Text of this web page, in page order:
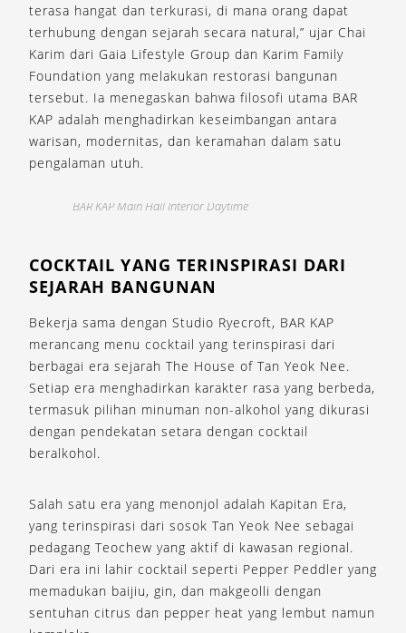
terasa hangat dan terkurasi, di mana orang dapat
terhubung dengan sejarah secara natural,” ujar Chai
Karim dari Gaia Lifestyle Group dan Karim Family
Foundation yang melakukan restorasi bangunan
tersebut. Ia menegaskan bahwa filosofi utama BAR
KAP adalah menghadirkan keseimbangan antara
warisan, modernitas, dan keramahan dalam satu
pengalaman utuh.
BAR KAP Main Hall Interior Daytime
COCKTAIL YANG TERINSPIRASI DARI
SEJARAH BANGUNAN
Bekerja sama dengan Studio Ryecroft, BAR KAP
merancang menu cocktail yang terinspirasi dari
berbagai era sejarah The House of Tan Yeok Nee.
Setiap era menghadirkan karakter rasa yang berbeda,
termasuk pilihan minuman non-alkohol yang dikurasi
dengan pendekatan setara dengan cocktail
beralkohol.
Salah satu era yang menonjol adalah Kapitan Era,
yang terinspirasi dari sosok Tan Yeok Nee sebagai
pedagang Teochew yang aktif di kawasan regional.
Dari era ini lahir cocktail seperti Pepper Peddler yang
memadukan baijiu, gin, dan makgeolli dengan
sentuhan citrus dan pepper heat yang lembut namun